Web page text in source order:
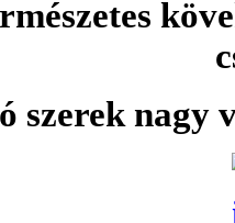
szerek